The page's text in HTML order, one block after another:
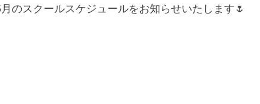
のスクールスケジュールをお知らせいたします🌷